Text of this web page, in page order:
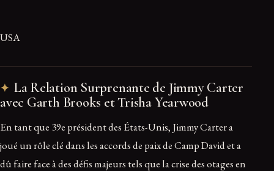
USA
La Relation Surprenante de Jimmy Carter
avec Garth Brooks et Trisha Yearwood
En tant que 39e président des États-Unis, Jimmy Carter a
joué un rôle clé dans les accords de paix de Camp David et a
dû faire face à des défis majeurs tels que la crise des otages en